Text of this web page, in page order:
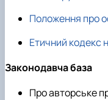
Положення про
Етичний кодекс
Законодавча база
Про авторське